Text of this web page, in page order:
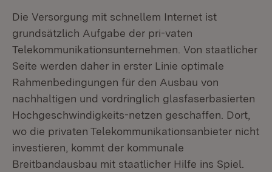
Die Versorgung mit schnellem Internet ist
grundsätzlich Aufgabe der pri-vaten
Telekommunikationsunternehmen. Von staatlicher
Seite werden daher in erster Linie optimale
Rahmenbedingungen für den Ausbau von
nachhaltigen und vordringlich glasfaserbasierten
Hochgeschwindigkeits-netzen geschaffen. Dort,
wo die privaten Telekommunikationsanbieter nicht
investieren, kommt der kommunale
Breitbandausbau mit staatlicher Hilfe ins Spiel.